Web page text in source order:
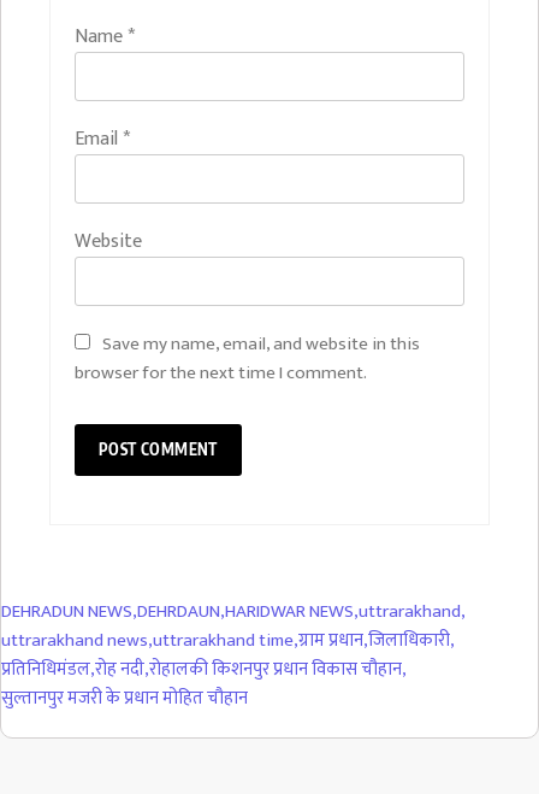
Name*
Email *
Website
Save my name, email, and website in this
browser for the next time I comment.
DEHRADUN NEWS,DEHRDAUN,HARIDWAR NEWS,uttrarakhand,
uttrarakhand news,uttrarakhand time,ग्राम प्रधान,जिलाधिकारी,
प्रतिनिधिमंडल,रोह नदी,रोहालकी किशनपुर प्रधान विकास चौहान,
सुल्तानपुर मजरी के प्रधान मोहित चौहान